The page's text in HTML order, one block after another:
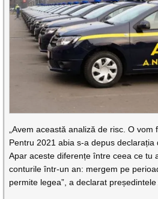
„Avem această analiză de risc. O vom
Pentru 2021 abia s-a depus
Apar aceste diferențe între ceea ce tu
conturile într-un an: mergem pe
permite legea”, a declarat